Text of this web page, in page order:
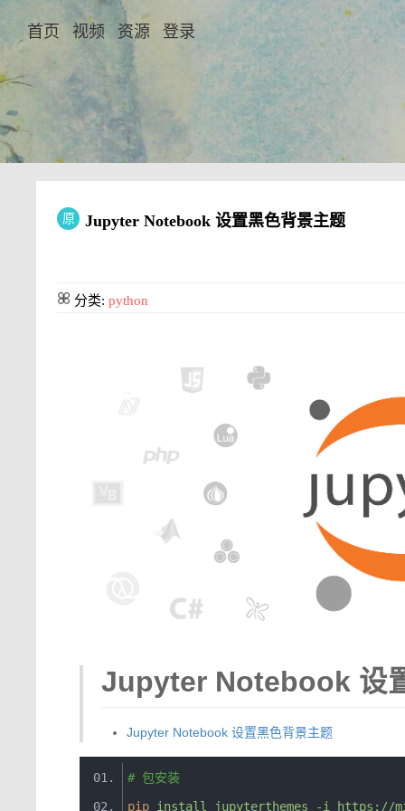
首页 视频 资源 登录
原 Jupyter Notebook 设置黑色背景主题
分类: python
Jupyter Notebook 设
Jupyter Notebook 设置黑色背景主题
# 包安装
pip install jupyterthemes -i https ://